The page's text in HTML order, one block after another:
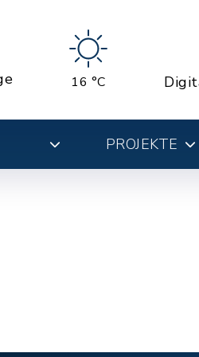
16 °C
PROJEKTE